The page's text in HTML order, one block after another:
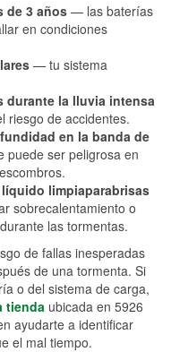
de 3 años — las baterías
en condiciones
— tu sistema
durante la lluvia intensa
riesgo de accidentes.
en la banda de
ser peligrosa en
limpiaparabrisas
sobrecalentamiento o
las tormentas.
de fallas inesperadas
de una tormenta. Si
o del sistema de carga,
tienda ubicada en 5926
ayudarte a identificar
el mal tiempo.